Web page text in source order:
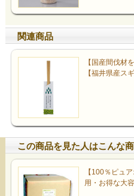
関連商品
【国産間伐材
【福井県産スギ
この商品を見た人はこんな
【100％ピュ
用・お得な大容